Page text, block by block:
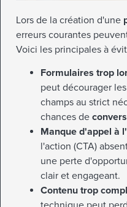
Lors de la création d'une
erreurs courantes
Voici les principales à
Formulaires trop
peut décourager
champs au strict
chances de
Manque d'appel à
l'action (CTA)
une perte
clair et engageant.
Contenu trop